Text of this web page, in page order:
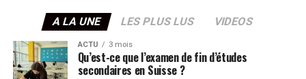
A LA UNE LES PLUS LUS VIDEOS
ACTU 3 mois
Qu’est-ce que l’examen de fin d’études
secondaires en Suisse ?